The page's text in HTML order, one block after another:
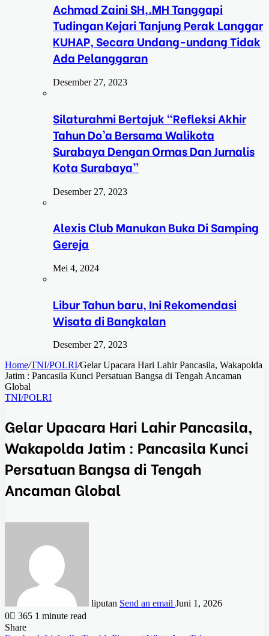
Achmad Zaini SH,.MH Tanggapi
Tudingan Kejari Tanjung Perak Langgar
KUHAP, Secara Undang-undang Tidak
Ada Pelanggaran
Desember 27, 2023
Silaturahmi Bertajuk “Refleksi Akhir
Tahun Do’a Bersama Walikota
Surabaya Dengan Ormas Dan Jurnalis
Kota Surabaya”
Desember 27, 2023
Alexis Club Manukan Buka Di Samping
Gereja
Mei 4, 2024
Libur Tahun baru, Ini Rekomendasi
Wisata di Bangkalan
Desember 27, 2023
Home/TNI/POLRI/Gelar Upacara Hari Lahir Pancasila, Wakapolda
Jatim : Pancasila Kunci Persatuan Bangsa di Tengah Ancaman
Global
TNI/POLRI
Gelar Upacara Hari Lahir Pancasila,
Wakapolda Jatim : Pancasila Kunci
Persatuan Bangsa di Tengah
Ancaman Global
liputan Send an email Juni 1, 2026
0
365 1 minute read
Share